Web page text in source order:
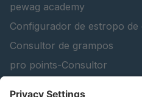
pewag academy
Configurador de estropo
Consultor de grampos
pro points-Consultor